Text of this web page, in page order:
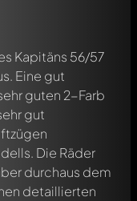
Kapitäns 56/57
Eine gut
guten 2-Farb
gut
Die Räder
durchaus dem
detaillierten